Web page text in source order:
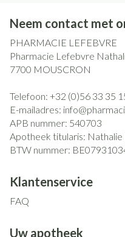
Neem contact met
PHARMACIE LEFEBVRE
Pharmacie Lefebvre
7700 MOUSCRON
Telefoon: +32 (0)56 33 35
E-mailadres: info@
APB nummer: 540703
Apotheek titularis:
BTW nummer:
Klantenservice
FAQ
Uw apotheek